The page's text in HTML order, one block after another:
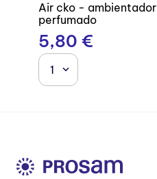
Air cko - ambientador
perfumado
5,80 €
1